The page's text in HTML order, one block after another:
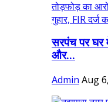
सरपंच पर घर
और...
Admin Aug